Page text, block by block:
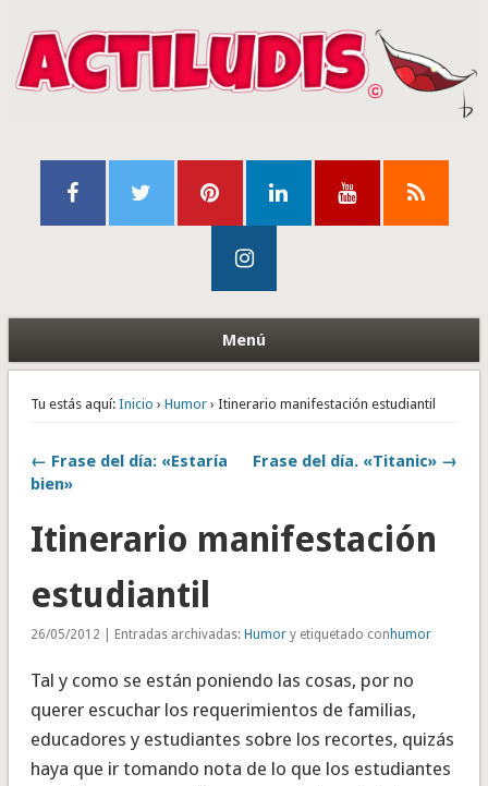
Menú
Tu estás aquí: Inicio › Humor› Itinerario manifestación estudiantil
← Frase del día: «Estaría
bien»
Frase del día. «Titanic» →
Itinerario manifestación
estudiantil
26/05/2012 | Entradas archivadas: Humory etiquetado con humor
Tal y como se están poniendo las cosas, por no
querer escuchar los requerimientos de familias,
educadores y estudiantes sobre los recortes, quizás
haya que ir tomando nota de lo que los estudiantes